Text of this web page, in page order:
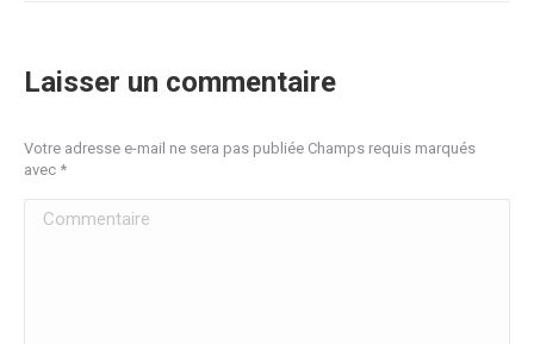
Laisser un commentaire
Votre adresse e-mail ne sera pas publiée Champs requis marqués
avec *
Commentaire